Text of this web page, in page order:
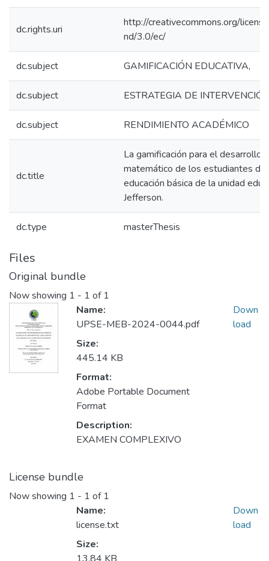
dc.rights.uri
http://creativecommons.org/
nd/3.0/ec/
dc.subject GAMIFICACIÓN EDUCATIVA,
dc.subject ESTRATEGIA DE
dc.subject RENDIMIENTO ACADÉMICO
dc.title
La gamificación para el desarrollo
matemático de los estudiantes
educación básica de la unidad
Jefferson.
dc.type masterThesis
Files
Original bundle
Now showing 1 - 1 of 1
Name:
UPSE-MEB-2024-0044.pdf
Size:
445.14 KB
Format:
Adobe Portable Document
Format
Description:
EXAMEN COMPLEXIVO
Down
load
License bundle
Now showing 1 - 1 of 1
Name:
license.txt
Size:
Down
load